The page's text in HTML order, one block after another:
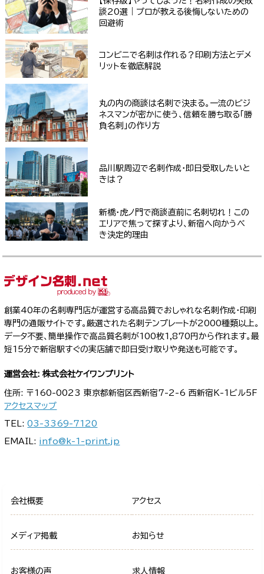
談20選｜プロが教える後悔しないための
回避術
コンビニで名刺は作れる？印刷方法とデメ
リットを徹底解説
丸の内の商談は名刺で決まる。一流のビジ
ネスマンが密かに使う、信頼を勝ち取る「勝
負名刺」の作り方
品川駅周辺で名刺作成・即日受取したいと
きは？
新橋・虎ノ門で商談直前に名刺切れ！この
エリアで焦って探すより、新宿へ向かうべ
き決定的理由
創業40年の名刺専門店が運営する高品質でおしゃれな名刺作成・印刷
専門の通販サイトです。厳選された名刺テンプレートが2000種類以上。
データ不要、簡単操作で高品質名刺が100枚1,870円から作れます。最
短15分で新宿駅すぐの実店舗で即日受け取りや発送も可能です。
運営会社: 株式会社ケイワンプリント
住所: 〒160-0023 東京都新宿区西新宿7-2-6 西新宿K-1ビル5F
アクセスマップ
TEL:03-3369-7120
EMAIL: info@k-1-print.jp
会社概要 アクセス
メディア掲載 お知らせ
お客様の声 求人情報